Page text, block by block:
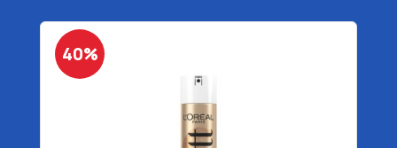
40%